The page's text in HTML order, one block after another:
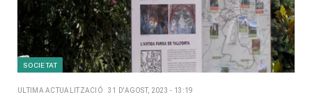
SOCIETAT
ULTIMA ACTUALITZACIÓ 31 D'AGOST, 2023 - 13:19